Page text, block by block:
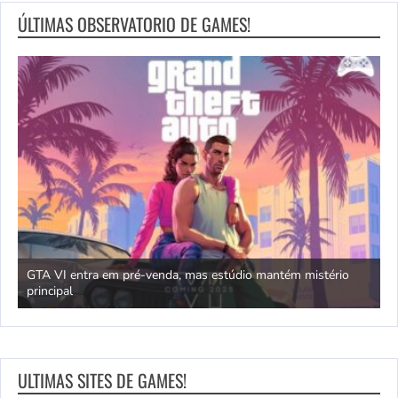
ÚLTIMAS OBSERVATORIO DE GAMES!
GTA VI entra em pré-venda, mas estúdio mantém mistério
principal
ULTIMAS SITES DE GAMES!